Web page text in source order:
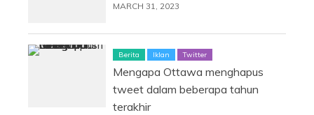
MARCH 31, 2023
Berita Iklan Twitter
Mengapa Ottawa menghapus
tweet dalam beberapa tahun
terakhir